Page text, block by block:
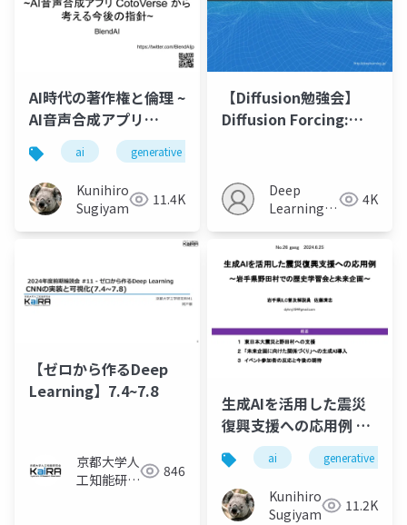
AI時代の著作権と倫理 ~
AI音声合成アプリ
CotoVerseから考える
今後の指針
ai generative ai
Kunihiro
Sugiyama
11.4K
【Diffusion勉強会】
Diffusion Forcing:
Full- Sequence
Diffusion
Deep
Learning
4K
【ゼロから作るDeep
Learning】7.4~7.8
京都大学人
工知能研究
846
生成AIを活用した震災
復興支援への応用例 ~
岩手県野田村での歴史
学習会と未来企画
ai generative ai
Kunihiro
Sugiyama
11.2K